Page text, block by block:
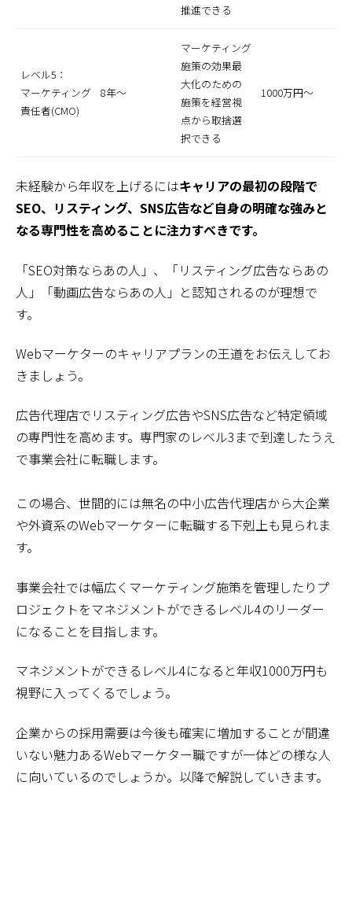
推進できる
レベル5：
マーケティング
責任者(CMO)
8年～
マーケティング
施策の効果最
大化のための
施策を経営視
点から取捨選
択できる
1000万円～
未経験から年収を上げるにはキャリアの最初の段階で
SEO、リスティング、SNS広告など自身の明確な強みと
なる専門性を高めることに注力すべきです。
「SEO対策ならあの人」、「リスティング広告ならあの
人」「動画広告ならあの人」と認知されるのが理想で
す。
Webマーケターのキャリアプランの王道をお伝えしてお
きましょう。
広告代理店でリスティング広告やSNS広告など特定領域
の専門性を高めます。専門家のレベル3まで到達したうえ
で事業会社に転職します。
この場合、世間的には無名の中小広告代理店から大企業
や外資系のWebマーケターに転職する下剋上も見られま
す。
事業会社では幅広くマーケティング施策を管理したりプ
ロジェクトをマネジメントができるレベル4のリーダー
になることを目指します。
マネジメントができるレベル4になると年収1000万円も
視野に入ってくるでしょう。
企業からの採用需要は今後も確実に増加することが間違
いない魅力あるWebマーケター職ですが一体どの様な人
に向いているのでしょうか。以降で解説していきます。